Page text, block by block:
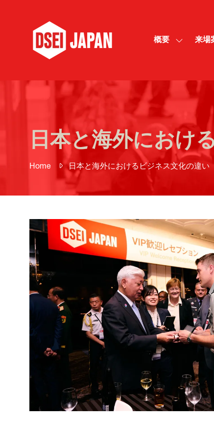
概要
SHOW
要
来場
Home 日本と海外におけるビジネス文化の違い
日本と海外におけ